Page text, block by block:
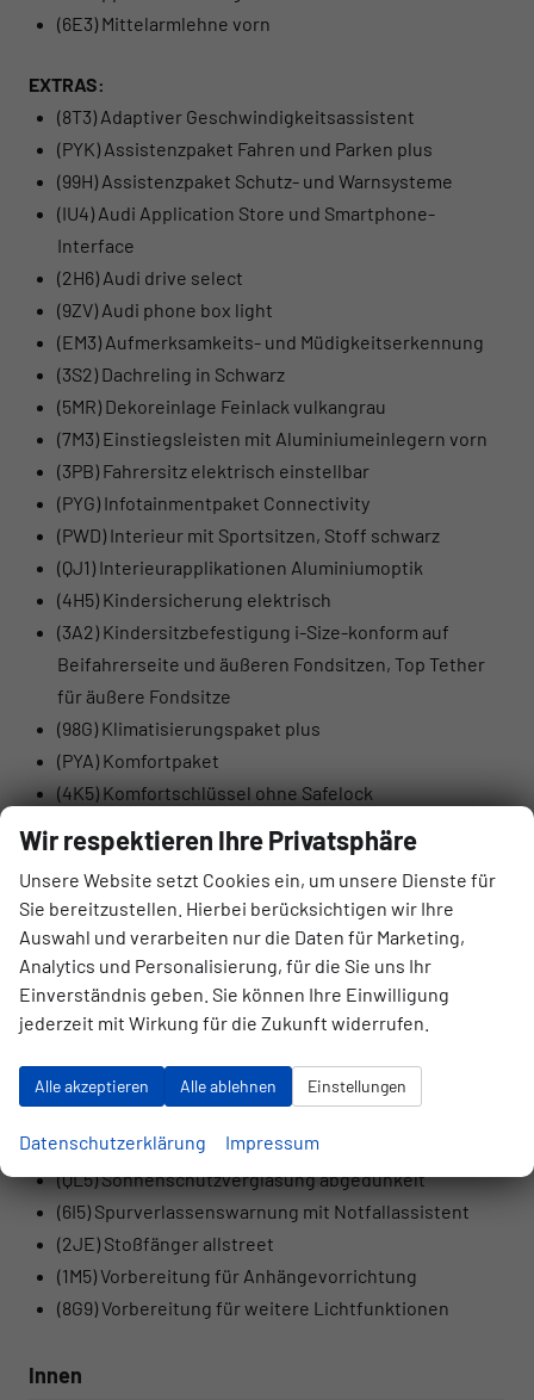
(6E3) Mittelarmlehne vorn
EXTRAS:
(8T3) Adaptiver Geschwindigkeitsassistent
(PYK) Assistenzpaket Fahren und Parken plus
(99H) Assistenzpaket Schutz- und Warnsysteme
(IU4) Audi Application Store und Smartphone-
Interface
(2H6) Audi drive select
(9ZV) Audi phone box light
(EM3) Aufmerksamkeits- und Müdigkeitserkennung
(3S2) Dachreling in Schwarz
(5MR) Dekoreinlage Feinlack vulkangrau
(7M3) Einstiegsleisten mit Aluminiumeinlegern vorn
(3PB) Fahrersitz elektrisch einstellbar
(PYG) Infotainmentpaket Connectivity
(PWD) Interieur mit Sportsitzen, Stoff schwarz
(QJ1) Interieurapplikationen Aluminiumoptik
(4H5) Kindersicherung elektrisch
(3A2) Kindersitzbefestigung i-Size-konform auf
Beifahrerseite und äußeren Fondsitzen, Top Tether
für äußere Fondsitze
(98G) Klimatisierungspaket plus
(PYA) Komfortpaket
(4K5) Komfortschlüssel ohne Safelock
(8VM) LED-Heckleuchten mit dynamischem Blinklicht
(1XX) Lederlenkrad 3-Speichen mit Multifunktion plus
und Schaltwippen
(QK1) Mit Multifunktionskamera
(8J3) Notbremsassistent vorn
Umgebungsanzeige
(U90) Räder, 5-Arm-Dynamik, graphitgrau, 7,5Jx18,
Reifen 225/45 R18
(QL5) Sonnenschutzverglasung abgedunkelt
(6I5) Spurverlassenswarnung mit Notfallassistent
(2JE) Stoßfänger allstreet
(1M5) Vorbereitung für Anhängevorrichtung
(8G9) Vorbereitung für weitere Lichtfunktionen
Innen
Wir respektieren Ihre Privatsphäre
Unsere Website setzt Cookies ein, um unsere Dienste für
Sie bereitzustellen. Hierbei berücksichtigen wir Ihre
Auswahl und verarbeiten nur die Daten für Marketing,
Analytics und Personalisierung, für die Sie uns Ihr
Einverständnis geben. Sie können Ihre Einwilligung
jederzeit mit Wirkung für die Zukunft widerrufen.
Alle akzeptieren Alle ablehnen Einstellungen
Datenschutzerklärung Impressum